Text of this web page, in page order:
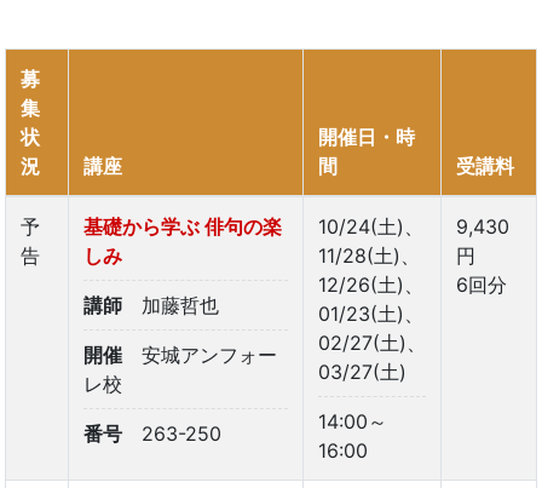
募
集
状
況
講座
開催日・時
間
受講料
予
告
基礎から学ぶ 俳句の楽
しみ
講師 加藤哲也
開催
安城アンフォー
レ校
番号 263-250
10/24(土)、
11/28(土)、
12/26(土)、
01/23(土)、
02/27(土)、
03/27(土)
14:00～
16:00
9,430
円
6回分